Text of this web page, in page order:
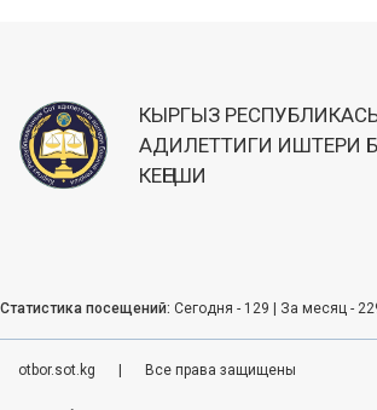
КЫРГЫЗ
АДИЛЕТТИГИ ИШТЕРИ
КЕҢЕШИ
Статистика посещений: Сегодня - 129 | За месяц -
otbor.sot.kg Все права защищены